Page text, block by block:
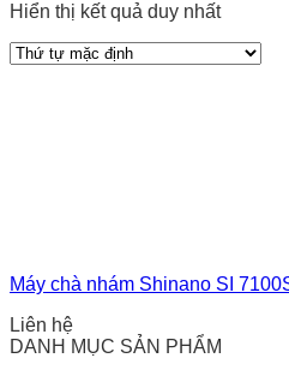
Hiển thị kết quả duy nhất
Máy chà nhám Shinano SI
Liên hệ
DANH MỤC SẢN PHẨM